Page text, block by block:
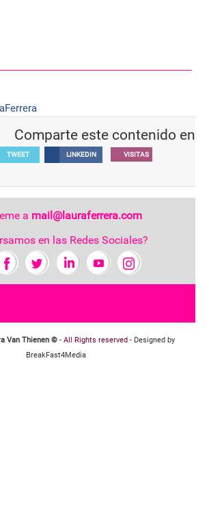
Comparte este contenido en
TWEET LINKEDIN VISITAS
a mail@lauraferrera.com
en las Redes Sociales?
Van Thienen © - All Rights reserved - Designed by
BreakFast4Media